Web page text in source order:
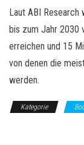
Laut ABI
bis zum Jahr 2030
erreichen und 15
von denen die
werden.
Kategorie